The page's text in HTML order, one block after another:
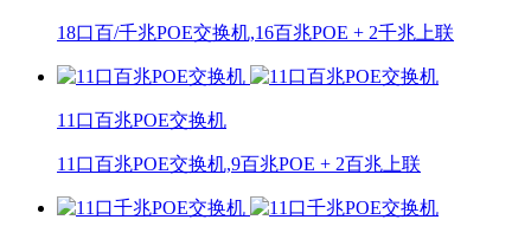
18口百/千兆POE交换机,16百兆POE + 2千兆上联
11口百兆POE交换机
11口百兆POE交换机,9百兆POE + 2百兆上联